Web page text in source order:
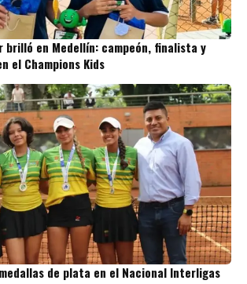
brilló en Medellín: campeón, finalista y
el Champions Kids
de plata en el Nacional Interligas